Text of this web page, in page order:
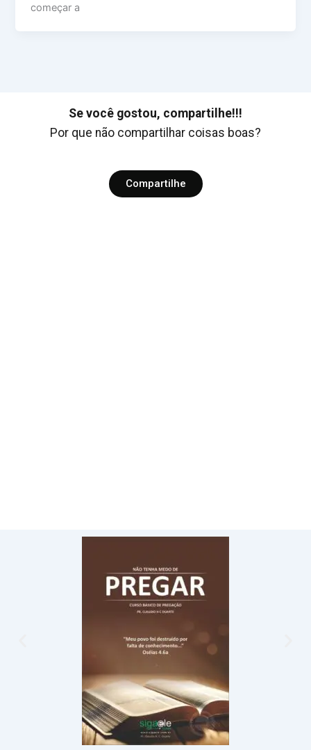
começar a
Se você gostou, compartilhe!!!
Por que não compartilhar coisas boas?
Compartilhe